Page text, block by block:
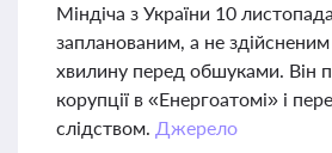
Міндіча з України 10
запланованим, а не
хвилину перед обшуками. Він
корупції в «Енергоатомі» і
слідством. Джерело